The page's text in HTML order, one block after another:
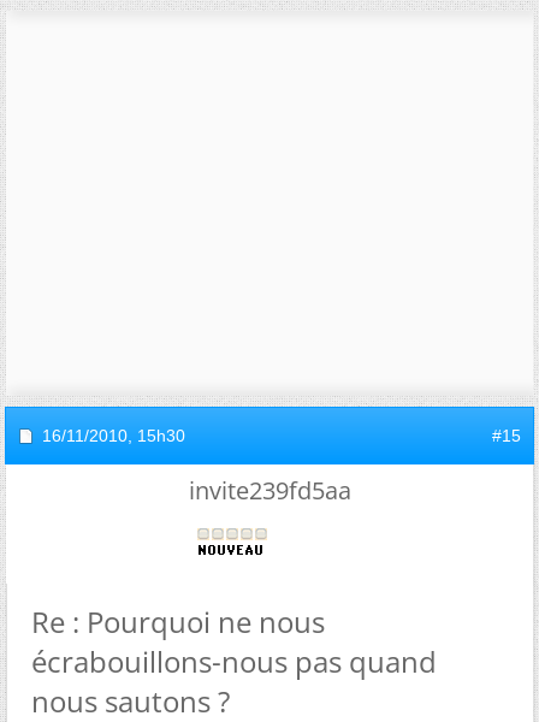
16/11/2010, 15h30 #15
invite239fd5aa
Re : Pourquoi ne nous
écrabouillons-nous pas quand
nous sautons ?